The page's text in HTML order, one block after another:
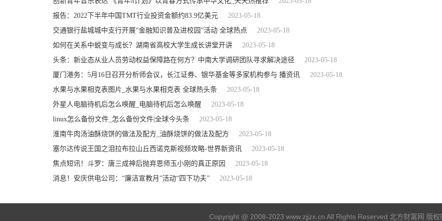
报告：2022下半年中国TMT行业投资金额约83.9亿美元
2023-05-18
交通银行盐城城中支行开展“金融知识普及进校园”活动 全球热点
2023-05-18
如何在关系中蜕变与成长？湖南省高校大学生成长讲堂开讲
2023-05-18
头条：新业态从业人员劳动权益保障路在何方？中南大学调研团队寻求解决途径
2023-05-18
厦门港务：5月16日召开分析师会议，长江证券、银华基金等多家机构参与 播资讯
2023-05-18
水果与水果相克表图片_水果与水果相克表 全球热头条
2023-05-18
外星人电脑待机后怎么唤醒_电脑待机后怎么唤醒
2023-05-18
linux怎么备份文件_怎么备份文件|全球今头条
2023-05-18
淮南牛肉汤油酥烧饼的做法及配方_油酥烧饼的做法及配方
2023-05-18
塞尔达传说王国之泪拉布拉山丘西诺克斯视频攻略-世界新资讯
2023-05-18
焦点短讯！斗罗：唐三成神后抛弃恩师玉小刚的真正原因
2023-05-18
消息！安庆供电公司：“廉洁宣教月”活动“四下功夫”
2023-05-18
Copyright @ 2008-2023 www.zjjzx.cn All Rights Reserved 北方财富网 版权